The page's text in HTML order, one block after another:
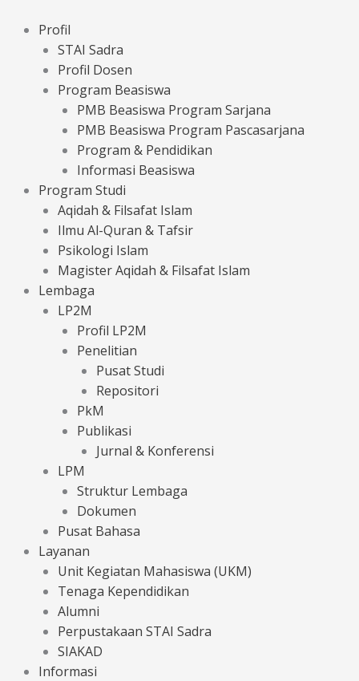
Profil
STAI Sadra
Profil Dosen
Program Beasiswa
PMB Beasiswa Program Sarjana
PMB Beasiswa Program Pascasarjana
Program & Pendidikan
Informasi Beasiswa
Program Studi
Aqidah & Filsafat Islam
Ilmu Al-Quran & Tafsir
Psikologi Islam
Magister Aqidah & Filsafat Islam
Lembaga
LP2M
Profil LP2M
Penelitian
Pusat Studi
Repositori
PkM
Publikasi
Jurnal & Konferensi
LPM
Struktur Lembaga
Dokumen
Pusat Bahasa
Layanan
Unit Kegiatan Mahasiswa (UKM)
Tenaga Kependidikan
Alumni
Perpustakaan STAI Sadra
SIAKAD
Informasi